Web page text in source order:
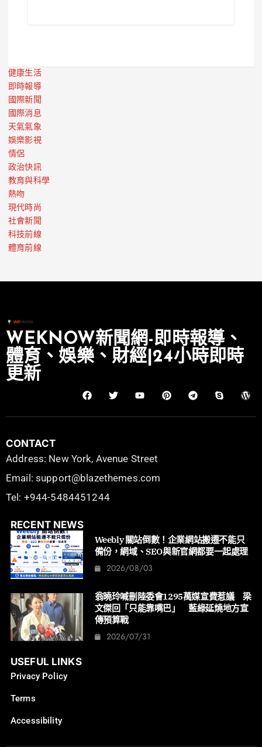
健康生活
即時報導
國際新聞
國際消息
天氣氣象
娛樂影視
情侶
政治快訊
教育與科學
熱吻
現代時尚
社會新聞
科技前線
體育前線
WEKNOW新聞網-即時報導、
體育、娛樂、財經|24小時即時
更新
CONTACT
Address: New York, Avenue Street
Email: support@blazethemes.com
Tel: +944-5484451244
RECENT NEWS
Weebly 關站倒數！企業網站搬遷不能只
備份，網域、SEO與新官網都要一起處理
2026/08/03
翁曉玲喊刪陸委會1295萬媒宣費惹議 梁
文傑回「只能靠嘴巴」 藍綠延燒地方宣
傳預算戰
2026/07/31
USEFUL LINKS
Privacy Policy
Terms
Accessibility